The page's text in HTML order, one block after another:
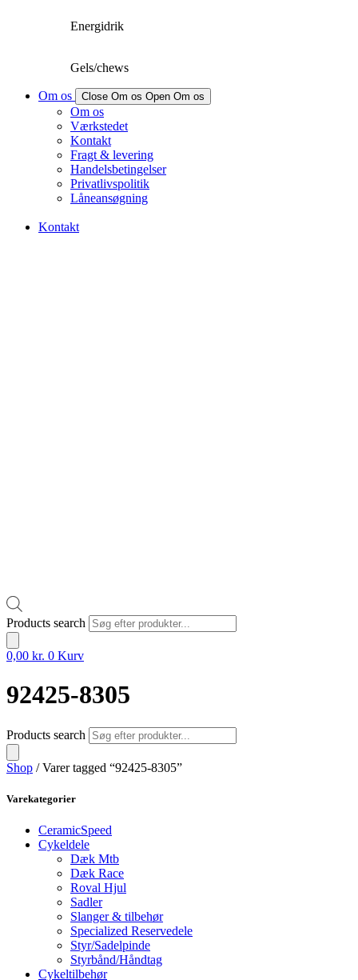
Energidrik
Gels/chews
Om os Close Om os Open Om os
Om os
Værkstedet
Kontakt
Fragt & levering
Handelsbetingelser
Privatlivspolitik
Låneansøgning
Kontakt
Products search
0,00 kr. 0 Kurv
92425-8305
Products search
Shop / Varer tagged “92425-8305”
Varekategorier
CeramicSpeed
Cykeldele
Dæk Mtb
Dæk Race
Roval Hjul
Sadler
Slanger & tilbehør
Specialized Reservedele
Styr/Sadelpinde
Styrbånd/Håndtag
Cykeltilbehør